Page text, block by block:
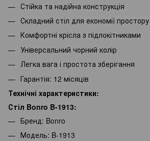
Стійка та надійна конструкція
Складний стіл для економії простору
Комфортні крісла з підлокітниками
Універсальний чорний колір
Легка вага і простота зберігання
Гарантія: 12 місяців
Технічні характеристики:
Стіл Bonro B-1913:
Бренд: Bonro
Модель: B-1913